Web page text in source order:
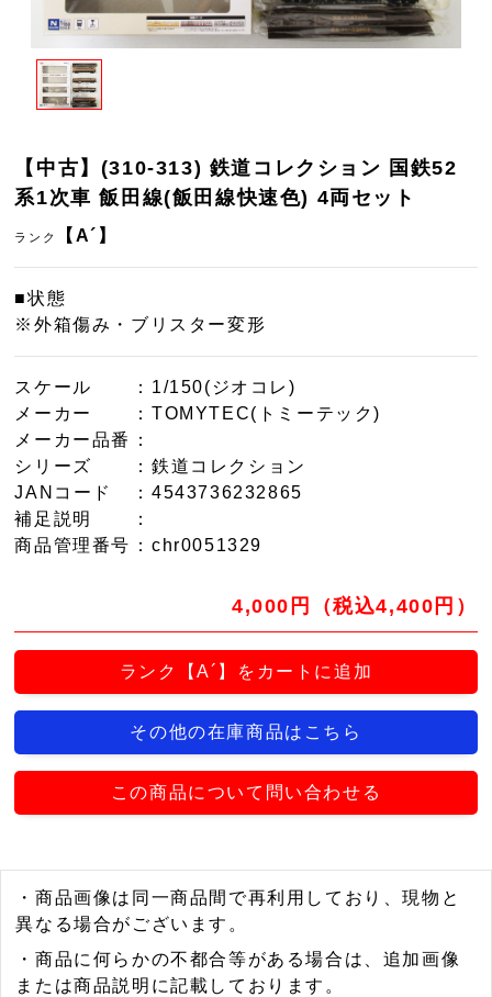
【中古】(310-313) 鉄道コレクション 国鉄52
系1次車 飯田線(飯田線快速色) 4両セット
ランク 【A´】
■状態
※外箱傷み・ブリスター変形
スケール
：1/150(ジオコレ)
メーカー
：TOMYTEC(トミーテック)
メーカー品番
：
シリーズ
：鉄道コレクション
JANコード
：4543736232865
補足説明
：
商品管理番号 ：chr0051329
4,000円（税込4,400円）
ランク【A´】をカートに追加
その他の在庫商品はこちら
この商品について問い合わせる
・商品画像は同一商品間で再利用しており、現物と
異なる場合がございます。
・商品に何らかの不都合等がある場合は、追加画像
または商品説明に記載しております。